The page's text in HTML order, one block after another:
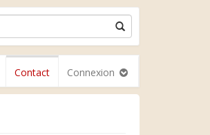
Contact Connexion